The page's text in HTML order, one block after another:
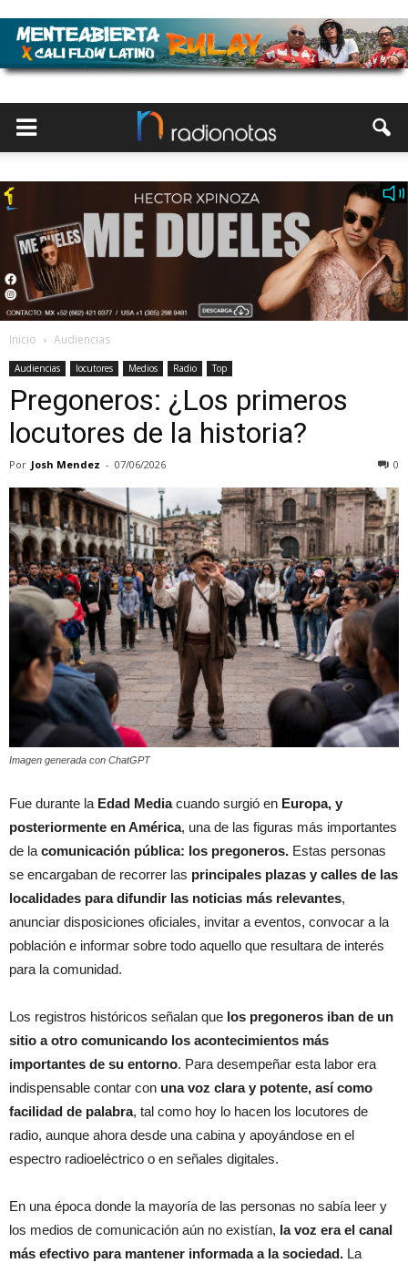
Inicio Audiencias
Audiencias locutores Medios Radio Top
Pregoneros: ¿Los primeros
locutores de la historia?
Por Josh Mendez - 07/06/2026 0
Imagen generada con ChatGPT
Fue durante la Edad Mediacuando surgió en Europa, y
posteriormente en América, una de las figuras más importantes
de la comunicación pública: los pregoneros. Estas personas
se encargaban de recorrer las principales plazas y calles de las
localidades para difundir las noticias más relevantes,
anunciar disposiciones oficiales, invitar a eventos, convocar a la
población e informar sobre todo aquello que resultara de interés
para la comunidad.
Los registros históricos señalan que los pregoneros iban de un
sitio a otro comunicando los acontecimientos más
importantes de su entorno. Para desempeñar esta labor era
indispensable contar con una voz clara y potente, así como
facilidad de palabra, tal como hoy lo hacen los locutores de
radio, aunque ahora desde una cabina y apoyándose en el
espectro radioeléctrico o en señales digitales.
En una época donde la mayoría de las personas no sabía leer y
los medios de comunicación aún no existían, la voz era el canal
más efectivo para mantener informada a la sociedad. La